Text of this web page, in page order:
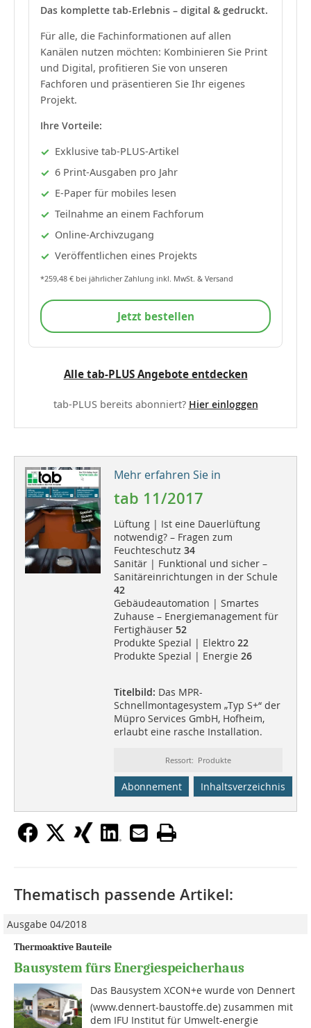
Das komplette tab-Erlebnis – digital & gedruckt.
Für alle, die Fachinformationen auf allen
Kanälen nutzen möchten: Kombinieren Sie Print
und Digital, profitieren Sie von unseren
Fachforen und präsentieren Sie Ihr eigenes
Projekt.
Ihre Vorteile:
Exklusive tab-PLUS-Artikel
6 Print-Ausgaben pro Jahr
E-Paper für mobiles lesen
Teilnahme an einem Fachforum
Online-Archivzugang
Veröffentlichen eines Projekts
*259,48 € bei jährlicher Zahlung inkl. MwSt. & Versand
Jetzt bestellen
Alle tab-PLUS Angebote entdecken
tab-PLUS bereits abonniert? Hier einloggen
Mehr erfahren Sie in
tab 11/2017
Lüftung | Ist eine Dauerlüftung
notwendig? – Fragen zum
Feuchteschutz 34
Sanitär | Funktional und sicher –
Sanitäreinrichtungen in der Schule
42
Gebäudeautomation | Smartes
Zuhause – Energiemanagement für
Fertighäuser 52
Produkte Spezial | Elektro 22
Produkte Spezial | Energie 26
Titelbild: Das MPR-
Schnellmontagesystem „Typ S+“ der
Müpro Services GmbH, Hofheim,
erlaubt eine rasche Installation.
Ressort: Produkte
Abonnement Inhaltsverzeichnis
Thematisch passende Artikel:
Ausgabe 04/2018
Thermoaktive Bauteile
Bausystem fürs Energiespeicherhaus
Das Bausystem XCON+e wurde von Dennert
(www.dennert-baustoffe.de) zusammen mit
dem IFU Institut für Umwelt-energie